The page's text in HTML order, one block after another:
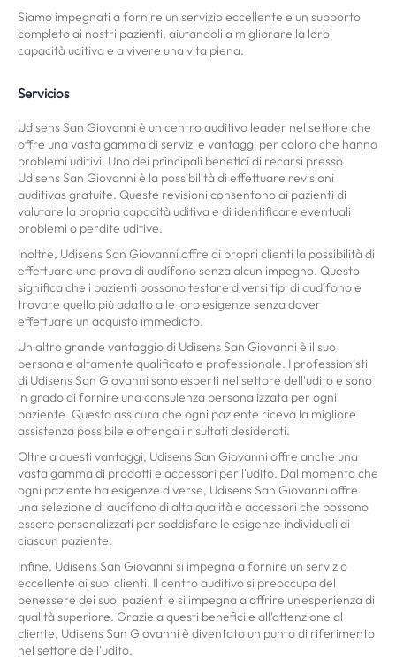
Siamo impegnati a fornire un servizio eccellente e un supporto
completo ai nostri pazienti, aiutandoli a migliorare la loro
capacità uditiva e a vivere una vita piena.
Servicios
Udisens San Giovanni è un centro auditivo leader nel settore che
offre una vasta gamma di servizi e vantaggi per coloro che hanno
problemi uditivi. Uno dei principali benefici di recarsi presso
Udisens San Giovanni è la possibilità di effettuare revisioni
auditivas gratuite. Queste revisioni consentono ai pazienti di
valutare la propria capacità uditiva e di identificare eventuali
problemi o perdite uditive.
Inoltre, Udisens San Giovanni offre ai propri clienti la possibilità di
effettuare una prova di audífono senza alcun impegno. Questo
significa che i pazienti possono testare diversi tipi di audífono e
trovare quello più adatto alle loro esigenze senza dover
effettuare un acquisto immediato.
Un altro grande vantaggio di Udisens San Giovanni è il suo
personale altamente qualificato e professionale. I professionisti
di Udisens San Giovanni sono esperti nel settore dell'udito e sono
in grado di fornire una consulenza personalizzata per ogni
paziente. Questo assicura che ogni paziente riceva la migliore
assistenza possibile e ottenga i risultati desiderati.
Oltre a questi vantaggi, Udisens San Giovanni offre anche una
vasta gamma di prodotti e accessori per l'udito. Dal momento che
ogni paziente ha esigenze diverse, Udisens San Giovanni offre
una selezione di audífono di alta qualità e accessori che possono
essere personalizzati per soddisfare le esigenze individuali di
ciascun paziente.
Infine, Udisens San Giovanni si impegna a fornire un servizio
eccellente ai suoi clienti. Il centro auditivo si preoccupa del
benessere dei suoi pazienti e si impegna a offrire un'esperienza di
qualità superiore. Grazie a questi benefici e all'attenzione al
cliente, Udisens San Giovanni è diventato un punto di riferimento
nel settore dell'udito.